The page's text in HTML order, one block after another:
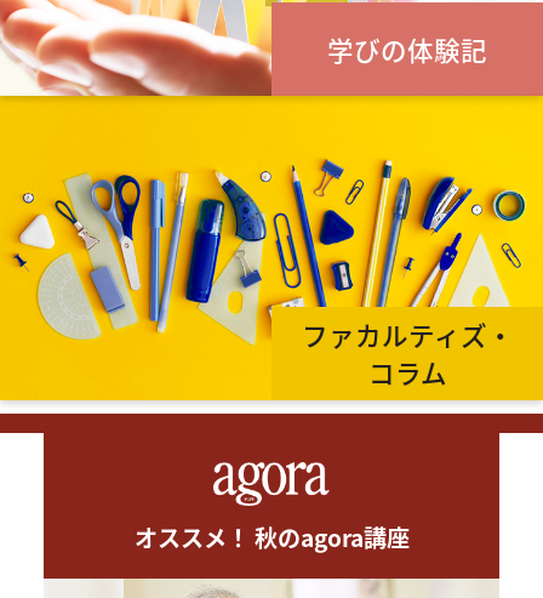
学びの体験記
ファカルティズ・
コラム
オススメ！ 秋のagora講座